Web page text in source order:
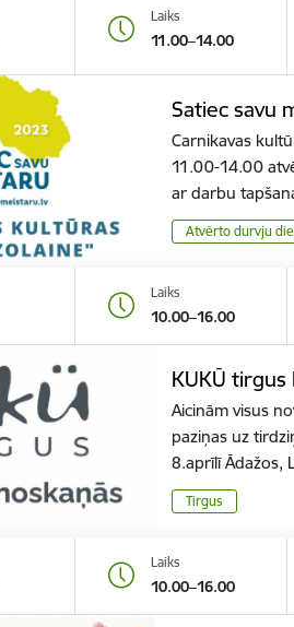
Laiks
11.00–14.00
Satiec savu
Carnikavas
11.00-14.00
ar darbu
Atvērto durvju
Laiks
10.00–16.00
KUKŪ tirgus
Aicinām visus
paziņas uz
8.aprīlī Ādažos,
Tirgus
Laiks
10.00–16.00